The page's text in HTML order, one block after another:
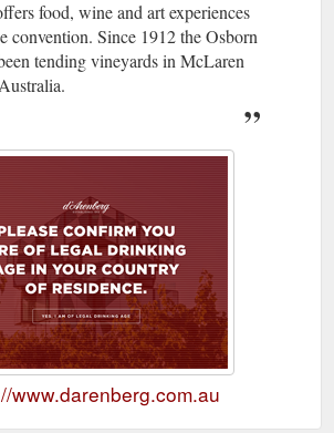
food, wine and art experiences
convention. Since 1912 the Osborn
tending vineyards in McLaren
www.darenberg.com.au